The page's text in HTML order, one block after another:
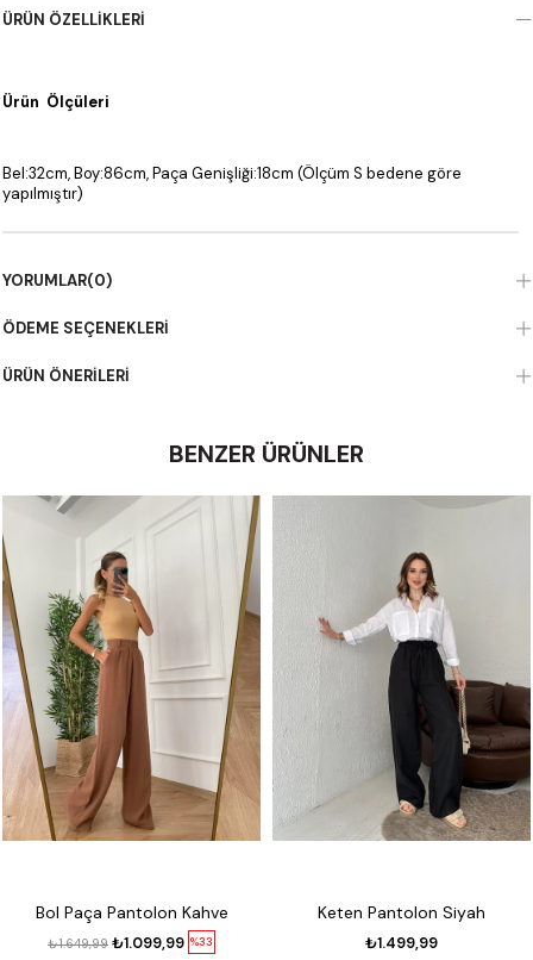
ÜRÜN ÖZELLIKLERI
Ürün Ölçüleri
Bel:32cm, Boy:86cm, Paça Genişliği:18cm (Ölçüm S bedene göre
yapılmıştır)
YORUMLAR(0)
ÖDEME SEÇENEKLERI
ÜRÜN ÖNERILERI
BENZER ÜRÜNLER
Bol Paça Pantolon Kahve
%33
₺1.099,99
₺1.649,99
Keten Pantolon Siyah
₺1.499,99